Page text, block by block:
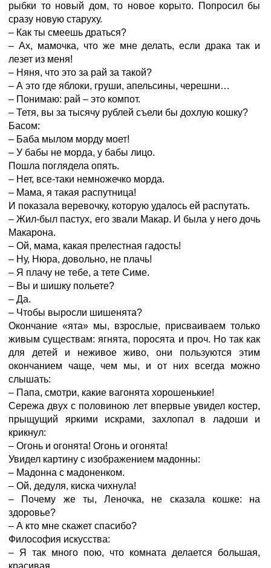
рыбки то новый дом, то новое корыто. Попросил бы
сразу новую старуху.
– Как ты смеешь драться?
– Ах, мамочка, что же мне делать, если драка так и
лезет из меня!
– Няня, что это за рай за такой?
– А это где яблоки, груши, апельсины, черешни…
– Понимаю: рай – это компот.
– Тетя, вы за тысячу рублей съели бы дохлую кошку?
Басом:
– Баба мылом морду моет!
– У бабы не морда, у бабы лицо.
Пошла поглядела опять.
– Нет, все-таки немножечко морда.
– Мама, я такая распутница!
И показала веревочку, которую удалось ей распутать.
– Жил-был пастух, его звали Макар. И была у него дочь
Макарона.
– Ой, мама, какая прелестная гадость!
– Ну, Нюра, довольно, не плачь!
– Я плачу не тебе, а тете Симе.
– Вы и шишку польете?
– Да.
– Чтобы выросли шишенята?
Окончание «ята» мы, взрослые, присваиваем только
живым существам: ягнята, поросята и проч. Но так как
для детей и неживое живо, они пользуются этим
окончанием чаще, чем мы, и от них всегда можно
слышать:
– Папа, смотри, какие вагонята хорошенькие!
Сережа двух с половиною лет впервые увидел костер,
прыщущий яркими искрами, захлопал в ладоши и
крикнул:
– Огонь и огонята! Огонь и огонята!
Увидел картину с изображением мадонны:
– Мадонна с мадоненком.
– Ой, дедуля, киска чихнула!
– Почему же ты, Леночка, не сказала кошке: на
здоровье?
– А кто мне скажет спасибо?
Философия искусства:
– Я так много пою, что комната делается большая,
красивая…